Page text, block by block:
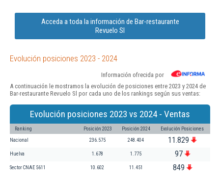
Acceda a toda la información de Bar-restaurante
Revuelo Sl
Evolución posiciones 2023 - 2024
Información ofrecida por
A continuación le mostramos la evolución de posiciones entre 2023 y 2024 de
Bar-restaurante Revuelo Sl por cada uno de los rankings según sus ventas:
Evolución posiciones 2023 vs 2024 - Ventas
Ranking Posición 2023 Posición 2024 Evolución Posiciones
Nacional 236.575 248.404 11.829
Huelva 1.678 1.775 97
Sector CNAE 5611 10.602 11.451 849